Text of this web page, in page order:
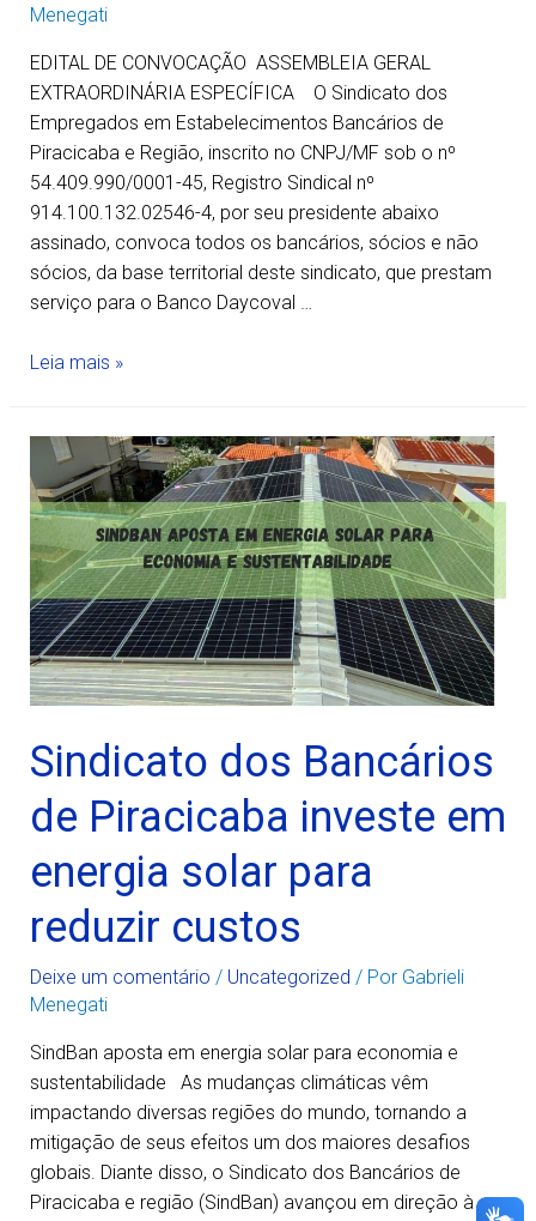
Menegati
EDITAL DE CONVOCAÇÃO ASSEMBLEIA GERAL
EXTRAORDINÁRIA ESPECÍFICA O Sindicato dos
Empregados em Estabelecimentos Bancários de
Piracicaba e Região, inscrito no CNPJ/MF sob o nº
54.409.990/0001-45, Registro Sindical nº
914.100.132.02546-4, por seu presidente abaixo
assinado, convoca todos os bancários, sócios e não
sócios, da base territorial deste sindicato, que prestam
serviço para o Banco Daycoval …
Leia mais »
Sindicato dos Bancários
de Piracicaba investe em
energia solar para
reduzir custos
Deixe um comentário / Uncategorized / Por Gabrieli
Menegati
SindBan aposta em energia solar para economia e
sustentabilidade As mudanças climáticas vêm
impactando diversas regiões do mundo, tornando a
mitigação de seus efeitos um dos maiores desafios
globais. Diante disso, o Sindicato dos Bancários de
Piracicaba e região (SindBan) avançou em direção à